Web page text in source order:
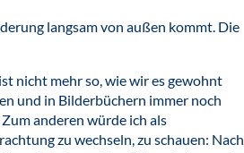
langsam von außen kommt. Die
nicht mehr so, wie wir es gewohnt
und in Bilderbüchern immer noch
anderen würde ich als
zu wechseln, zu schauen: Nach